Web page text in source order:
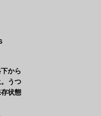
から
うつ
状態